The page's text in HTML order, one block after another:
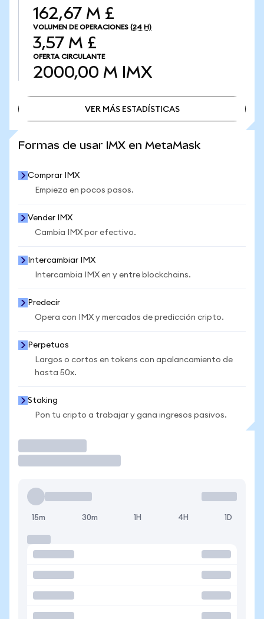
162,67 M £
VOLUMEN DE OPERACIONES (24 H)
3,57 M £
OFERTA CIRCULANTE
2000,00 M IMX
VER MÁS ESTADÍSTICAS
Formas de usar IMX en MetaMask
Comprar IMX
Empieza en pocos pasos.
Vender IMX
Cambia IMX por efectivo.
Intercambiar IMX
Intercambia IMX en y entre blockchains.
Predecir
Opera con IMX y mercados de predicción cripto.
Perpetuos
Largos o cortos en tokens con apalancamiento de
hasta 50x.
Staking
Pon tu cripto a trabajar y gana ingresos pasivos.
15m 30m 1H 4H 1D